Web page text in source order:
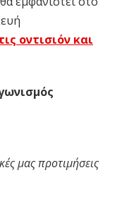
οντισιόν και
μας προτιμήσεις